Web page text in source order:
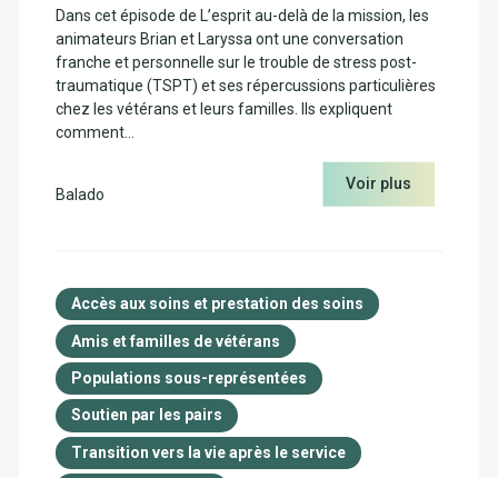
Dans cet épisode de L’esprit au-delà de la mission, les
animateurs Brian et Laryssa ont une conversation
franche et personnelle sur le trouble de stress post-
traumatique (TSPT) et ses répercussions particulières
chez les vétérans et leurs familles. Ils expliquent
comment…
Balado
Voir plus
Accès aux soins et prestation des soins
Amis et familles de vétérans
Populations sous-représentées
Soutien par les pairs
Transition vers la vie après le service